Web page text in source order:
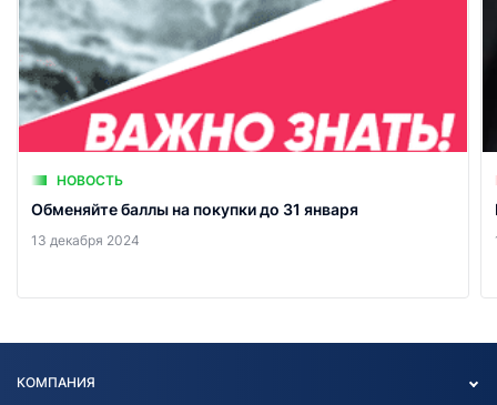
НОВОСТЬ
Обменяйте баллы на покупки до 31 января
13 декабря 2024
КОМПАНИЯ